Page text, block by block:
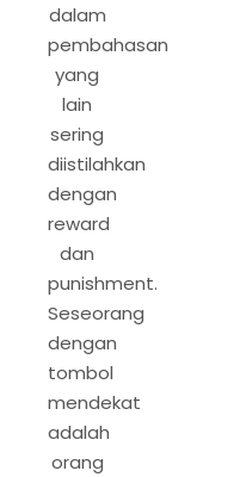
dalam
pembahasan
yang
lain
sering
diistilahkan
dengan
reward
dan
punishment.
Seseorang
dengan
tombol
mendekat
adalah
orang